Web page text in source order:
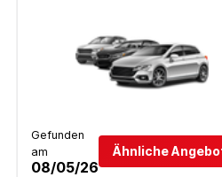
Gefunden
am
08/05/26
Ähnliche